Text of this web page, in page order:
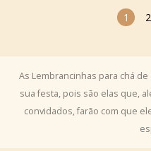
1 2
As Lembrancinhas para chá
sua festa, pois são elas que,
convidados, farão com que